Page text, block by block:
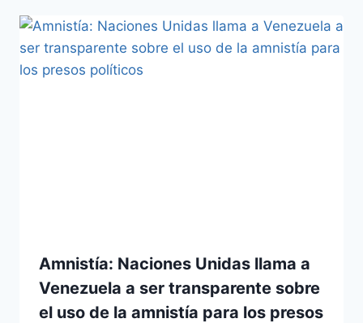
Amnistía: Naciones Unidas llama a
Venezuela a ser transparente sobre
el uso de la amnistía para los presos